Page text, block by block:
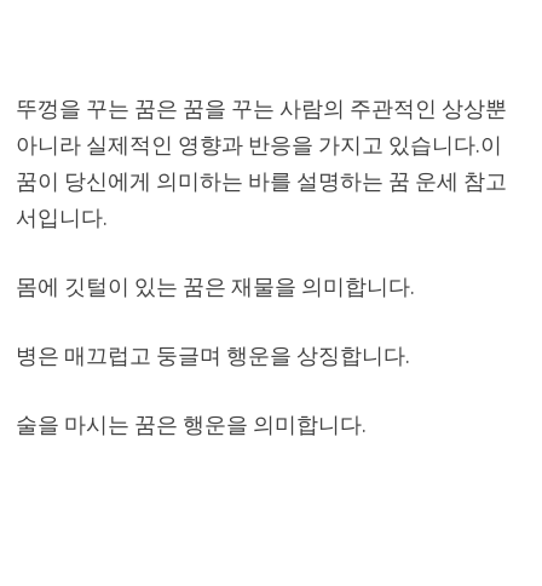
뚜껑을 꾸는 꿈은 꿈을 꾸는 사람의 주관적인 상상뿐
아니라 실제적인 영향과 반응을 가지고 있습니다.이
꿈이 당신에게 의미하는 바를 설명하는 꿈 운세 참고
서입니다.
몸에 깃털이 있는 꿈은 재물을 의미합니다.
병은 매끄럽고 둥글며 행운을 상징합니다.
술을 마시는 꿈은 행운을 의미합니다.